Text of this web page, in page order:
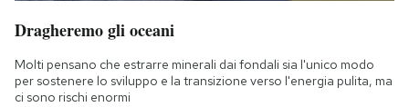
Dragheremo gli oceani
Molti pensano che estrarre minerali dai fondali sia l'unico modo
per sostenere lo sviluppo e la transizione verso l'energia pulita, ma
ci sono rischi enormi